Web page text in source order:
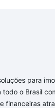
para
o Brasil
financeiras